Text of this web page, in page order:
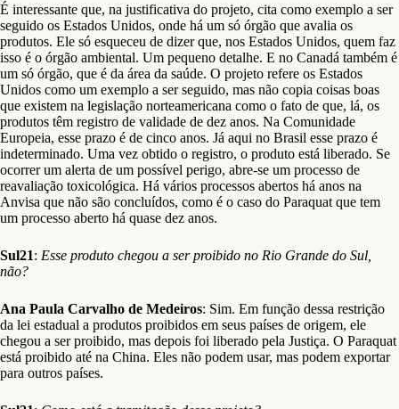
É interessante que, na justificativa do projeto, cita como exemplo a ser
seguido os Estados Unidos, onde há um só órgão que avalia os
produtos. Ele só esqueceu de dizer que, nos Estados Unidos, quem faz
isso é o órgão ambiental. Um pequeno detalhe. E no Canadá também é
um só órgão, que é da área da saúde. O projeto refere os Estados
Unidos como um exemplo a ser seguido, mas não copia coisas boas
que existem na legislação norteamericana como o fato de que, lá, os
produtos têm registro de validade de dez anos. Na Comunidade
Europeia, esse prazo é de cinco anos. Já aqui no Brasil esse prazo é
indeterminado. Uma vez obtido o registro, o produto está liberado. Se
ocorrer um alerta de um possível perigo, abre-se um processo de
reavaliação toxicológica. Há vários processos abertos há anos na
Anvisa que não são concluídos, como é o caso do Paraquat que tem
um processo aberto há quase dez anos.
Sul21: Esse produto chegou a ser proibido no Rio Grande do Sul,
não?
Ana Paula Carvalho de Medeiros: Sim. Em função dessa restrição
da lei estadual a produtos proibidos em seus países de origem, ele
chegou a ser proibido, mas depois foi liberado pela Justiça. O Paraquat
está proibido até na China. Eles não podem usar, mas podem exportar
para outros países.